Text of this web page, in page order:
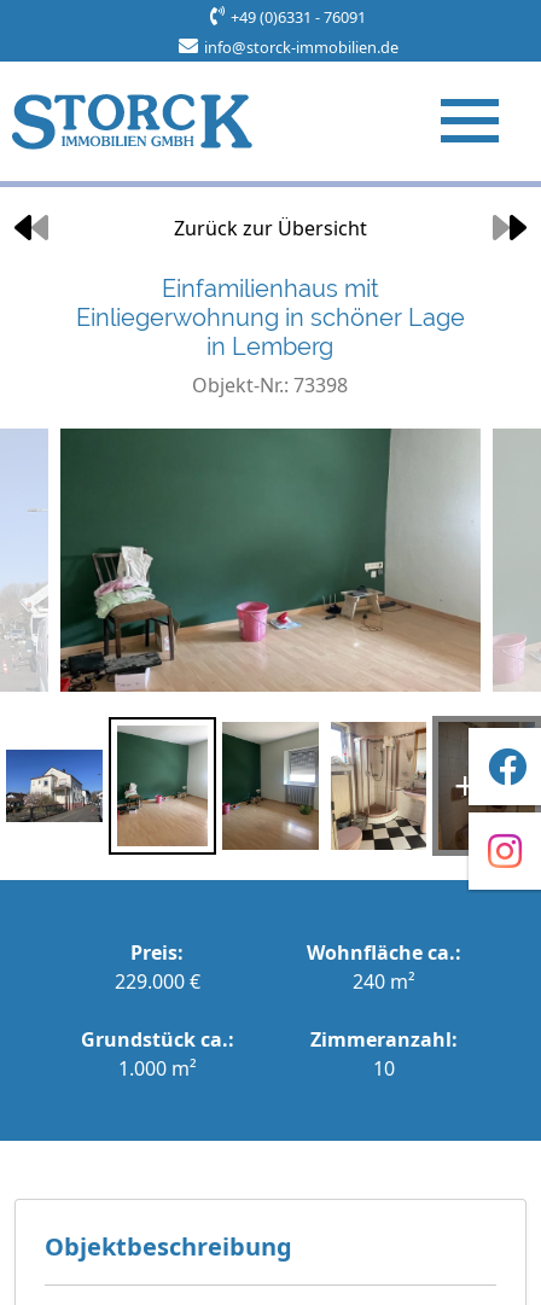
+49 (0)6331 - 76091
info@storck-immobilien.de
Zurück zur Übersicht
Einfamilienhaus mit
Einliegerwohnung in schöner Lage
in Lemberg
Objekt-Nr.: 73398
+46
Preis:
229.000 €
Wohnfläche ca.:
240 m²
Grundstück ca.:
1.000 m²
Zimmeranzahl:
10
Objektbeschreibung